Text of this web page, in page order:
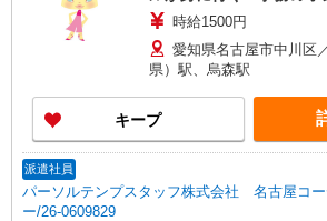
時給1500円
愛知県名古屋市中川区
県）駅、烏森駅
キープ
派遣社員
パーソルテンプスタッフ株式会社 名古屋コー
ー/26-0609829